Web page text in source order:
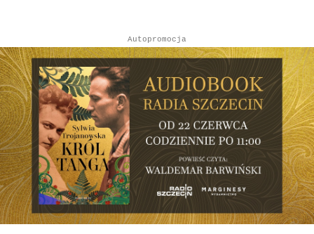
Autopromocja
Reklama
Autopromocja